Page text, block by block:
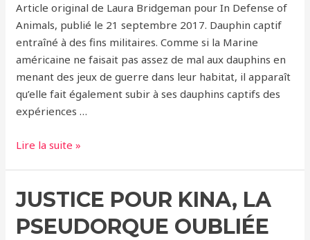
Article original de Laura Bridgeman pour In Defense of
Animals, publié le 21 septembre 2017. Dauphin captif
entraîné à des fins militaires. Comme si la Marine
américaine ne faisait pas assez de mal aux dauphins en
menant des jeux de guerre dans leur habitat, il apparaît
qu’elle fait également subir à ses dauphins captifs des
expériences …
Les
la
Subissent
Lire la suite »
JUSTICE POUR KINA, LA
PSEUDORQUE OUBLIÉE